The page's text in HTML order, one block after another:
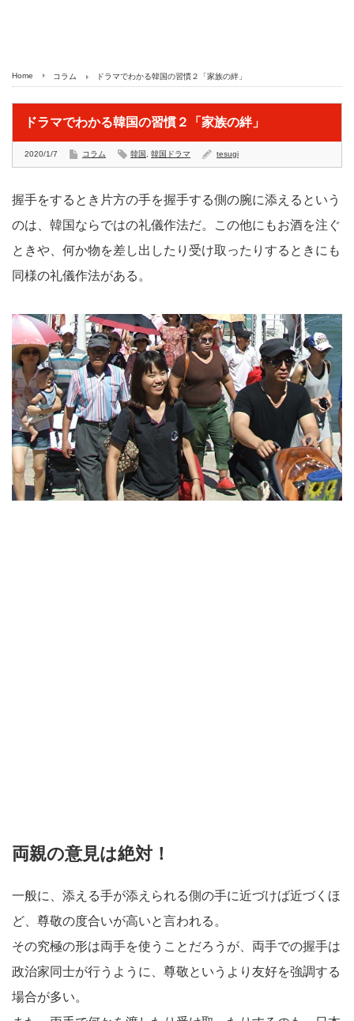
Home コラム ドラマでわかる韓国の習慣２「家族の絆」
ドラマでわかる韓国の習慣２「家族の絆」
2020/1/7 コラム 韓国 韓国ドラマ tesugi
握手をするとき片方の手を握手する側の腕に添えるという
のは、韓国ならではの礼儀作法だ。この他にもお酒を注ぐ
ときや、何か物を差し出したり受け取ったりするときにも
同様の礼儀作法がある。
両親の意見は絶対！
一般に、添える手が添えられる側の手に近づけば近づくほ
ど、尊敬の度合いが高いと言われる。
その究極の形は両手を使うことだろうが、両手での握手は
政治家同士が行うように、尊敬というより友好を強調する
場合が多い。